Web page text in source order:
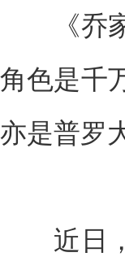
《乔家
角色是千
亦是普罗
近日，